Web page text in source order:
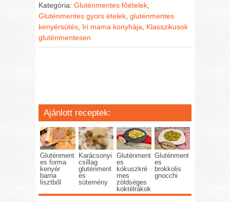
Kategória:Gluténmentes főételek
Gluténmentes gyors ételek ,gluténmentes
kenyérsütés Iri mama konyhája
Klasszikusok
gluténmentesen
Ajánlott receptek:
Gluténment
es forma
kenyér
barna
lisztből
Karácsonyi
csillag
gluténment
es
sütemény
Gluténment
es
kókuszkré
mes
zöldséges
koktélrákok
Gluténment
es
brokkolis
gnocchi